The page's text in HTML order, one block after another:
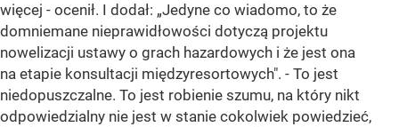
więcej - ocenił. I dodał: „Jedyne co wiadomo, to że
domniemane nieprawidłowości dotyczą projektu
nowelizacji ustawy o grach hazardowych i że jest ona
na etapie konsultacji międzyresortowych". - To jest
niedopuszczalne. To jest robienie szumu, na który nikt
odpowiedzialny nie jest w stanie cokolwiek powiedzieć,